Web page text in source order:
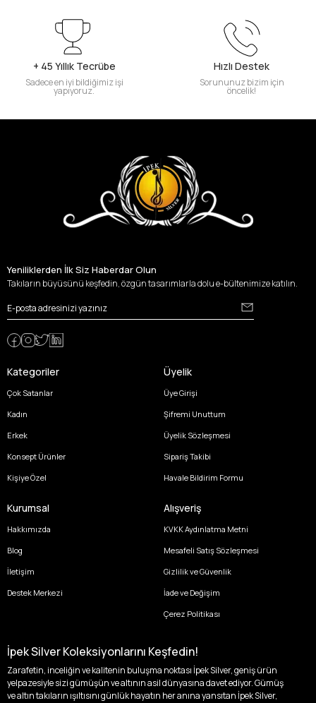
+ 45 Yıllık Tecrübe
Sadece en iyi bildiğimiz işi
yapıyoruz.
Hızlı Destek
Sorununuz bizim için
öncelik!
Yeniliklerden İlk Siz Haberdar Olun
Takıların büyüsünü keşfedin, özgün tasarımlarla dolu e-bültenimize katılın.
Kategoriler
Çok Satanlar
Kadın
Erkek
Konsept Ürünler
Kişiye Özel
Üyelik
Üye Girişi
Şifremi Unuttum
Üyelik Sözleşmesi
Sipariş Takibi
Havale Bildirim Formu
Kurumsal
Hakkımızda
Blog
İletişim
Destek Merkezi
Alışveriş
KVKK Aydınlatma Metni
Mesafeli Satış Sözleşmesi
Gizlilik ve Güvenlik
İade ve Değişim
Çerez Politikası
İpek Silver Koleksiyonlarını Keşfedin!
Zarafetin, inceliğin ve kalitenin buluşma noktası İpek Silver, geniş ürün
yelpazesiyle sizi gümüşün ve altının asil dünyasına davet ediyor. Gümüş
ve altın takıların ışıltısını günlük hayatın her anına yansıtan İpek Silver,